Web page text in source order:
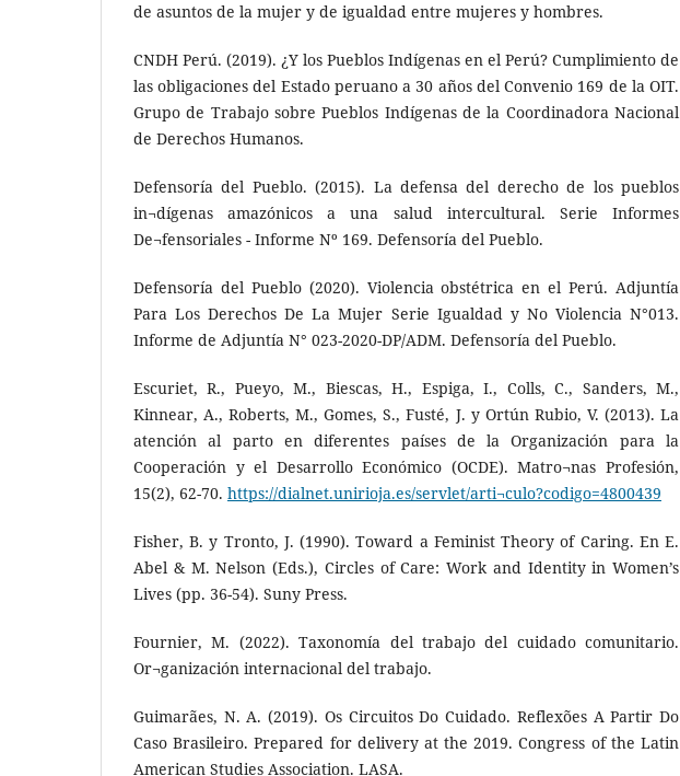
de asuntos de la mujer y de igualdad entre mujeres y hombres.
CNDH Perú. (2019). ¿Y los Pueblos Indígenas en el Perú? Cumplimiento de
las obligaciones del Estado peruano a 30 años del Convenio 169 de la OIT.
Grupo de Trabajo sobre Pueblos Indígenas de la Coordinadora Nacional
de Derechos Humanos.
Defensoría del Pueblo. (2015). La defensa del derecho de los pueblos
in¬dígenas amazónicos a una salud intercultural. Serie Informes
De¬fensoriales - Informe Nº 169. Defensoría del Pueblo.
Defensoría del Pueblo (2020). Violencia obstétrica en el Perú. Adjuntía
Para Los Derechos De La Mujer Serie Igualdad y No Violencia N°013.
Informe de Adjuntía N° 023-2020-DP/ADM. Defensoría del Pueblo.
Escuriet, R., Pueyo, M., Biescas, H., Espiga, I., Colls, C., Sanders, M.,
Kinnear, A., Roberts, M., Gomes, S., Fusté, J. y Ortún Rubio, V. (2013). La
atención al parto en diferentes países de la Organización para la
Cooperación y el Desarrollo Económico (OCDE). Matro¬nas Profesión,
15(2), 62-70. https://dialnet.unirioja.es/servlet/arti¬culo?codigo=4800439
Fisher, B. y Tronto, J. (1990). Toward a Feminist Theory of Caring. En E.
Abel & M. Nelson (Eds.), Circles of Care: Work and Identity in Women’s
Lives (pp. 36-54). Suny Press.
Fournier, M. (2022). Taxonomía del trabajo del cuidado comunitario.
Or¬ganización internacional del trabajo.
Guimarães, N. A. (2019). Os Circuitos Do Cuidado. Reflexões A Partir Do
Caso Brasileiro. Prepared for delivery at the 2019. Congress of the Latin
American Studies Association. LASA.